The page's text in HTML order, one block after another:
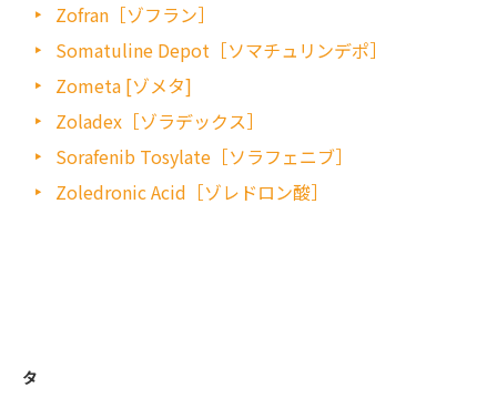
Zofran［ゾフラン］
Somatuline Depot［ソマチュリンデポ］
Zometa [ゾメタ]
Zoladex［ゾラデックス］
Sorafenib Tosylate［ソラフェニブ］
Zoledronic Acid［ゾレドロン酸］
タ